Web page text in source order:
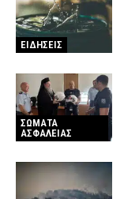
ΕΙΔΗΣΕΙΣ
ΣΩΜΑΤΑ
ΑΣΦΑΛΕΙΑΣ